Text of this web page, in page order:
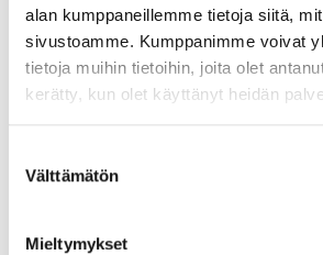
alan kumppaneillemme tietoja siitä,
sivustoamme. Kumppanimme voivat
tietoja muihin tietoihin, joita olet
kerätty, kun olet käyttänyt heidän
valinta
Välttämätön
Mieltymykset